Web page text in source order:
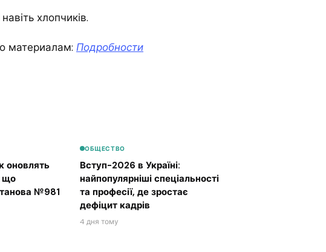
хлопчиків.
материалам: Подробности
оновлять
що
№981
ОБЩЕСТВО
Вступ-2026 в Україні:
найпопулярніші спеціальності
та професії, де зростає
дефіцит кадрів
4 дня тому